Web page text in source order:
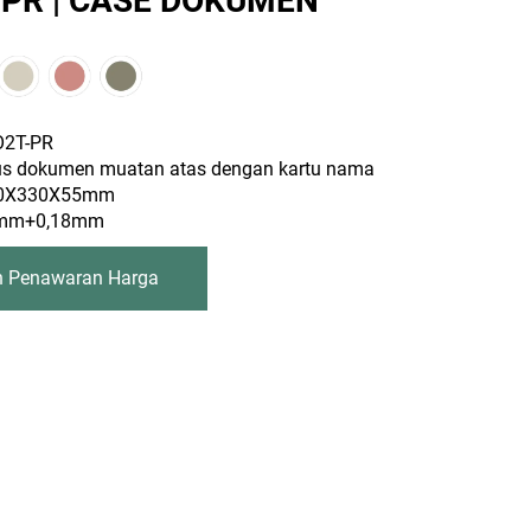
PR
dokumen muatan atas dengan kartu nama
Penawaran Harga